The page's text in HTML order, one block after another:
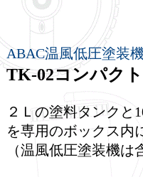
ABAC温風低圧塗装
TK-02コンパク
２Ｌの塗料タンクと
を専用のボックス内
（温風低圧塗装機